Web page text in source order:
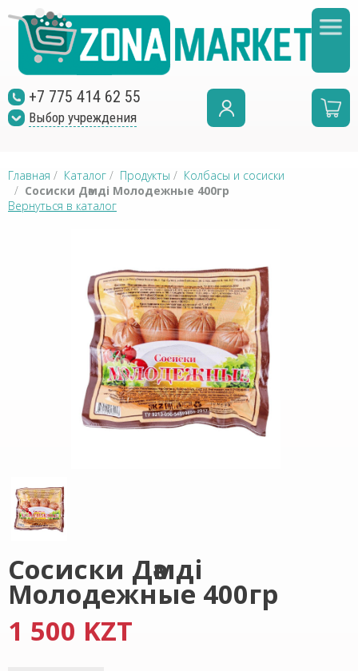
+7 775 414 62 55
Выбор учреждения
Главная / Каталог / Продукты / Колбасы и сосиски
/ Сосиски Дәмді Молодежные 400гр
Вернуться в каталог
Сосиски Дәмді
Молодежные 400гр
1 500 KZT